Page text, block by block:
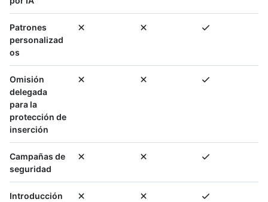
Patrones
personalizad
os
Omisión
delegada
para la
protección de
inserción
Campañas de
seguridad
Introducción